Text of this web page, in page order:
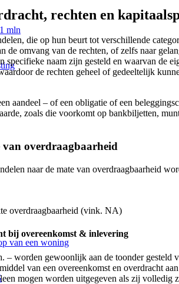
mln
van een woning
rechten en
die op hun beurt tot verschillende
de omvang van de rechten, of zelfs naar
specifieke naam zijn gesteld en waarvan de
de rechten geheel of gedeeltelijk
aandeel – of een obligatie of een
zoals die voorkomt op bankbiljetten,
van overdraagbaarheid
naar de mate van overdraagbaarheid
overdraagbaarheid (vink. NA)
bij overeenkomst & inlevering
worden gewoonlijk aan de toonder gesteld
van een overeenkomst en overdracht
mogen worden uitgegeven als zij volledig